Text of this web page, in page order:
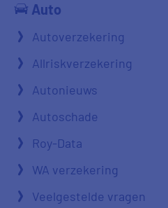
Auto
Autoverzekering
Allriskverzekering
Autonieuws
Autoschade
Roy-Data
WA verzekering
Veelgestelde vragen